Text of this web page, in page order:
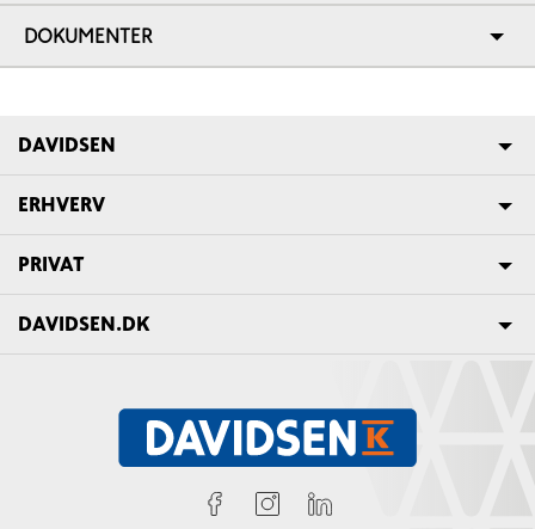
DOKUMENTER
DAVIDSEN
ERHVERV
PRIVAT
DAVIDSEN.DK